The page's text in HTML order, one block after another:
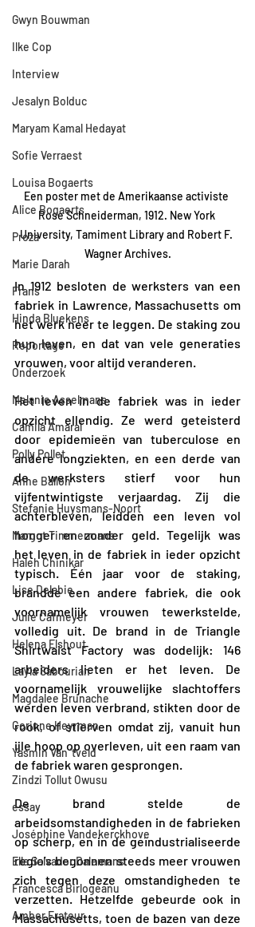
Gwyn Bouwman
Ilke Cop
Interview
Jesalyn Bolduc
Maryam Kamal Hedayat
Sofie Verraest
Louisa Bogaerts
Alice Bogaerts
Proza
Marie Darah
Frans
Hinda Bluekens
Reportage
Onderzoek
Melanie Asselmans
Camila Amaral
Polly Pollet
Anne Ballon
Stefanie Huysmans-Noort
Margot Timmermans
Haleh Chinikar
Lise Delabie
Julie Cafmeyer
Helena Elshout
Layla Sabourian
Magdalee Brunache
Corinne Heyrman
Yasmin Van 'tveld
Zindzi Tollut Owusu
essay
Joséphine Vandekerckhove
Ella Salvador Dalemans
Francesca Birlogeanu
Amber Frateur
Een poster met de Amerikaanse activiste
Rose Schneiderman, 1912. New York
University, Tamiment Library and Robert F.
Wagner Archives.
In 1912 besloten de werksters van een
fabriek in Lawrence, Massachusetts om
het werk neer te leggen. De staking zou
hun leven, en dat van vele generaties
vrouwen, voor altijd veranderen.
Het leven in de fabriek was in ieder
opzicht ellendig. Ze werd geteisterd
door epidemieën van tuberculose en
andere longziekten, en een derde van
de werksters stierf voor hun
vijfentwintigste verjaardag. Zij die
achterbleven, leidden een leven vol
honger en zonder geld. Tegelijk was
het leven in de fabriek in ieder opzicht
typisch. Één jaar voor de staking,
brandde een andere fabriek, die ook
voornamelijk vrouwen tewerkstelde,
volledig uit. De brand in de Triangle
Shirtwaist Factory was dodelijk: 146
arbeiders lieten er het leven. De
voornamelijk vrouwelijke slachtoffers
werden leven verbrand, stikten door de
rook, of stierven omdat zij, vanuit hun
ijle hoop op overleven, uit een raam van
de fabriek waren gesprongen.
De brand stelde de
arbeidsomstandigheden in de fabrieken
op scherp, en in de geïndustrialiseerde
regio’s begonnen steeds meer vrouwen
zich tegen deze omstandigheden te
verzetten. Hetzelfde gebeurde ook in
Massachusetts, toen de bazen van deze